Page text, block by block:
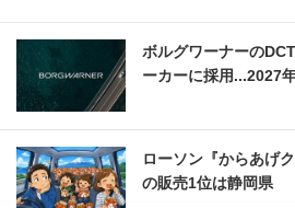
ボルグワーナーの
ーカーに採用...2027
ローソン『からあげ
の販売1位は静岡県